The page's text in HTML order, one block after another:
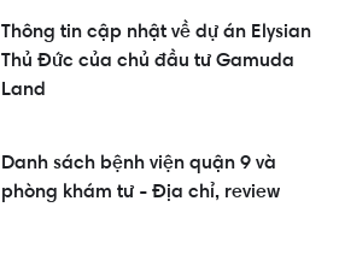
Thông tin cập nhật về dự án Elysian
Thủ Đức của chủ đầu tư Gamuda
Land
Danh sách bệnh viện quận 9 và
phòng khám tư - Địa chỉ, review